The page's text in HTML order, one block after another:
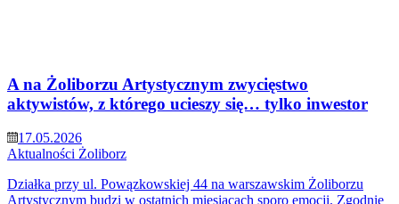
A na Żoliborzu Artystycznym zwycięstwo
aktywistów, z którego ucieszy się… tylko inwestor
17.05.2026
Aktualności Żoliborz
Działka przy ul. Powązkowskiej 44 na warszawskim Żoliborzu
Artystycznym budzi w ostatnich miesiącach sporo emocji. Zgodnie